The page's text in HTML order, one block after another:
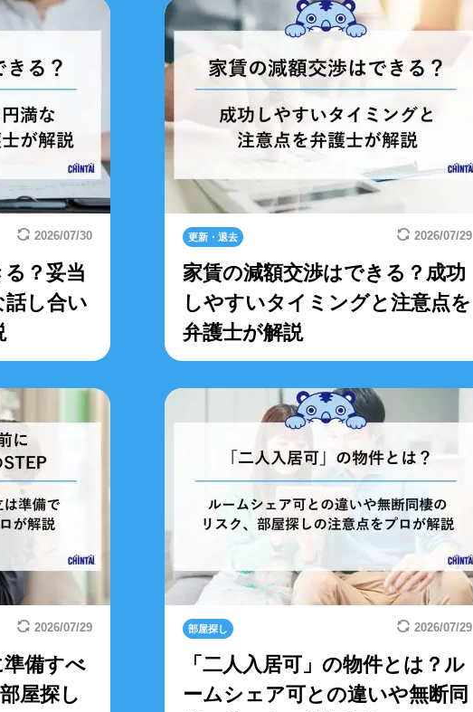
2026/07/30
？妥当
話し合い
更新・退去 2026/07/29
家賃の減額交渉はできる？成功
しやすいタイミングと注意点を
弁護士が解説
2026/07/29
備すべ
屋探し
部屋探し 2026/07/29
「二人入居可」の物件とは？ル
ームシェア可との違いや無断同